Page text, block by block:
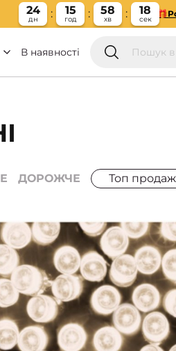
24
дн
15
год
58
хв
17
сек
В наявності
ДОРОЖЧЕ Топ